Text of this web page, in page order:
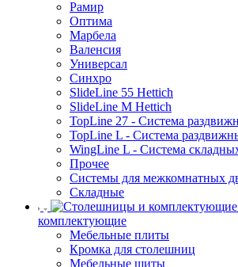
Рамир
Оптима
Марбела
Валенсия
Универсал
Синхро
SlideLine 55 Hettich
SlideLine M Hettich
TopLine 27 - Система
TopLine L - Система
WingLine L - Система
Прочее
Системы для межкомнатных
Складные
комплектующие
Мебельные плиты
Кромка для столешниц
Мебельные щиты